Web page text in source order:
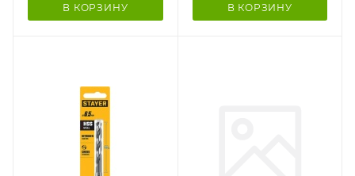
В КОРЗИНУ В КОРЗИНУ